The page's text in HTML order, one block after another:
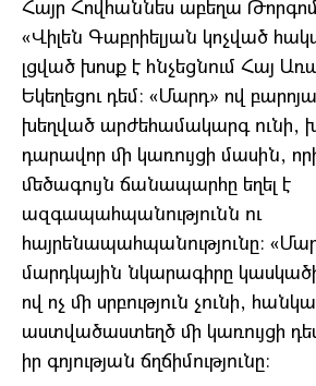
Հայր Հովհաննես աբեղա
«Վիլեն Գաբրիելյան կոչված
լցված խոսք է հնչեցնում Հայ
Եկեղեցու դեմ։ «Մարդ» ով
խեղված արժեհամակարգ ունի,
դարավոր մի կառույցի մասին,
մեծագույն ճանապարհը եղել է
ազգապահպանությունն ու
հայրենապահպանությունը։
մարդկային նկարագիրը
ով ոչ մի սրբություն չունի,
աստվածաստեղծ մի կառույցի
իր գոյության ճղճիմությունը։